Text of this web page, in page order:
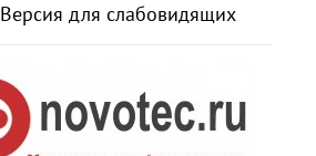
Версия для слабовидящих